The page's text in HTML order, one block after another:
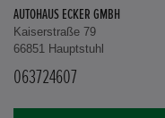
AUTOHAUS ECKER GMBH
Kaiserstraße 79
66851 Hauptstuhl
063724607